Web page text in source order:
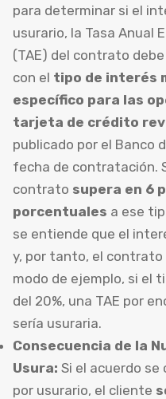
para determinar si el
usurario, la Tasa Anual
(TAE) del contrato
con el tipo de interés
específico para las
tarjeta de crédito
publicado por el Banco
fecha de contratación.
contrato supera en 6
porcentuales a ese
se entiende que el
y, por tanto, el contrato
modo de ejemplo, si el
del 20%, una TAE por
sería usuraria.
Consecuencia de la
Usura: Si el acuerdo se
por usurario, el cliente